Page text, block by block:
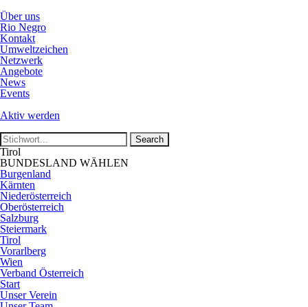
Über uns
Rio Negro
Kontakt
Umweltzeichen
Netzwerk
Angebote
News
Events
Aktiv werden
Tirol
BUNDESLAND WÄHLEN
Burgenland
Kärnten
Niederösterreich
Oberösterreich
Salzburg
Steiermark
Tirol
Vorarlberg
Wien
Verband Österreich
Start
Unser Verein